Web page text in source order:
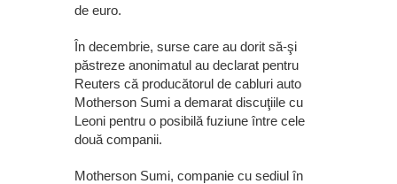
de euro.
În decembrie, surse care au dorit să-şi
păstreze anonimatul au declarat pentru
Reuters că producătorul de cabluri auto
Motherson Sumi a demarat discuţiile cu
Leoni pentru o posibilă fuziune între cele
două companii.
Motherson Sumi, companie cu sediul în